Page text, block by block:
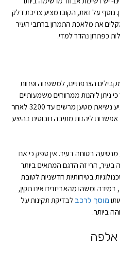
נוסף על זאת, הקובו מציע צריכת דלק
את מלאכת התמרון ברחבי העיר
כפתרון נהדר למדי.
הצרפתיים, למשפחה ופחות
ניתן ליהנות ממרווחים משמעותיים
ביותר לטובת הנוסעים. הדגם מציע נשיאת מטען מרשים עד 3200 לאחר
ליהנות מתיבה רובוטית בהיצע
בטוחה בעיר. אין ספק כי אם
בעיר, הרי זה הדגם המתאים ביותר
בטיחותיות חדשניות לטובת
במידה ומשהו מהאביזרים אינו תקין,
מוסך לרכב לבדיקת תקינות על
ביותר.
אלפה